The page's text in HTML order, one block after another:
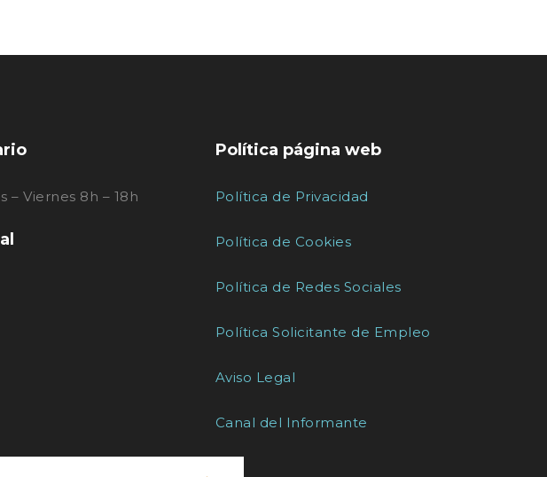
– Viernes 8h – 18h
Política página web
Política de Privacidad
Política de Cookies
Política de Redes Sociales
Política Solicitante de Empleo
Aviso Legal
Canal del Informante